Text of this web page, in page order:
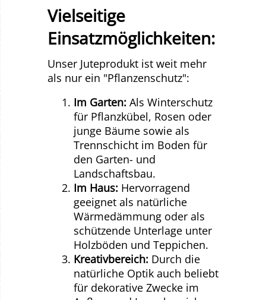
Vielseitige
Einsatzmöglichkeiten:
Unser Juteprodukt ist weit mehr
als nur ein "Pflanzenschutz":
Im Garten: Als Winterschutz
für Pflanzkübel, Rosen oder
junge Bäume sowie als
Trennschicht im Boden für
den Garten- und
Landschaftsbau.
Im Haus: Hervorragend
geeignet als natürliche
Wärmedämmung oder als
schützende Unterlage unter
Holzböden und Teppichen.
Kreativbereich: Durch die
natürliche Optik auch beliebt
für dekorative Zwecke im